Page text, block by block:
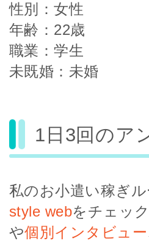
性別：女性
年齢：22歳
職業：学生
未既婚：未婚
1日3回のア
私のお小遣い稼ぎ
style webをチェッ
や個別インタビュー